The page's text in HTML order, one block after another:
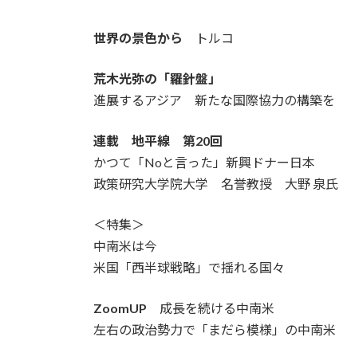
世界の景色から トルコ
荒木光弥の「羅針盤」
進展するアジア 新たな国際協力の構築を
連載 地平線 第20回
かつて「Noと言った」新興ドナー日本
政策研究大学院大学 名誉教授 大野 泉氏
＜特集＞
中南米は今
米国「西半球戦略」で揺れる国々
ZoomUP 成長を続ける中南米
左右の政治勢力で「まだら模様」の中南米